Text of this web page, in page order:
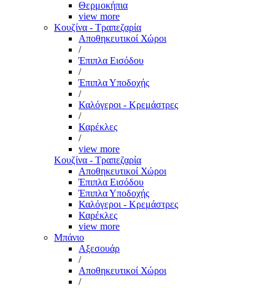
Θερμοκήπια
view more
Κουζίνα - Τραπεζαρία
Αποθηκευτικοί Χώροι
/
Έπιπλα Εισόδου
/
Έπιπλα Υποδοχής
/
Καλόγεροι - Κρεμάστρες
/
Καρέκλες
/
view more
Κουζίνα - Τραπεζαρία
Αποθηκευτικοί Χώροι
Έπιπλα Εισόδου
Έπιπλα Υποδοχής
Καλόγεροι - Κρεμάστρες
Καρέκλες
view more
Μπάνιο
Αξεσουάρ
/
Αποθηκευτικοί Χώροι
/